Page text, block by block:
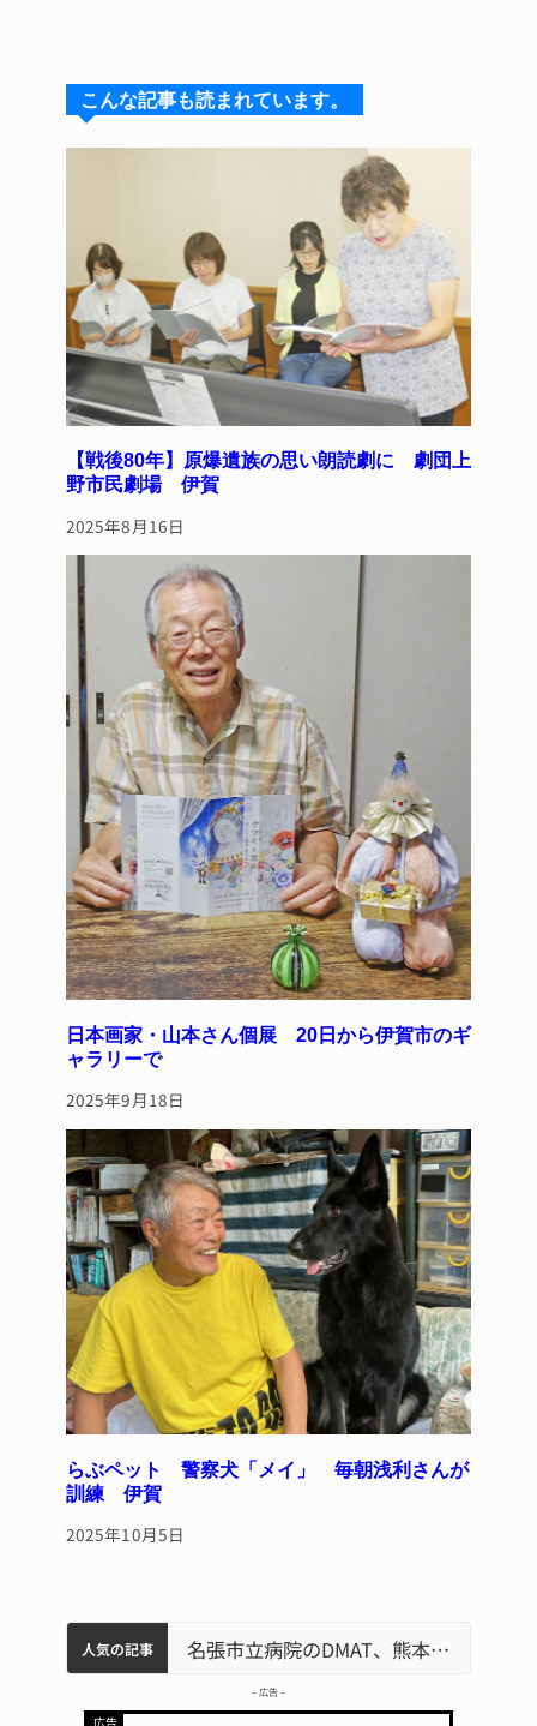
s
k
y
a
d
s
e
b
o
k
re
st
こんな記事も読まれています。
【戦後80年】原爆遺族の思い朗読劇に 劇団上
野市民劇場 伊賀
2025年8月16日
日本画家・山本さん個展 20日から伊賀市のギ
ャラリーで
2025年9月18日
らぶペット 警察犬「メイ」 毎朝浅利さんが
訓練 伊賀
2025年10月5日
人気の記事
名張市水道料金47％値上げへ 答申案、審議会で大筋まとまる
器物損壊容疑で83歳女逮捕 伊賀署
中学校の陶壁モニュメント 地元建設会社がボランティアで清掃 伊賀名張市立病院のDMAT、熊本地震の被災地へ 能登以来3回目の派遣 「息子が妊娠させた」母娘だまされ400万円詐欺被害 名張
– 広告 –